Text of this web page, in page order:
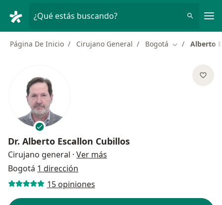
¿Qué estás buscando?
Página De Inicio Cirujano General Bogotá Cambiar de
Alberto
Dr. Alberto Escallon Cubillos
Cirujano general · Ver más
Bogotá 1 dirección
15 opiniones